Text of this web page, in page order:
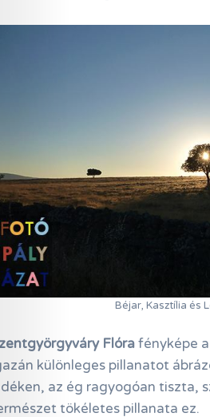
Béjar, Kasztília és
Flórafényképe
különleges pillanatot
az ég ragyogóan tiszta,
tökéletes pillanata ez.